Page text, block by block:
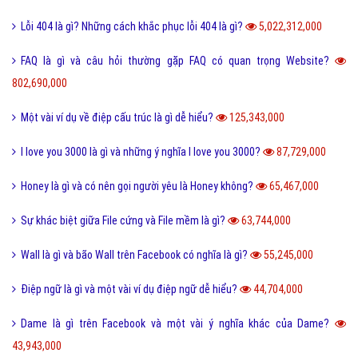
Lỗi 404 là gì? Những cách khắc phục lỗi 404 là gì? 5,022,312,000
FAQ là gì và câu hỏi thường gặp FAQ có quan trọng Website?
802,690,000
Một vài ví dụ về điệp cấu trúc là gì dễ hiểu? 125,343,000
I love you 3000 là gì và những ý nghĩa I love you 3000? 87,729,000
Honey là gì và có nên gọi người yêu là Honey không? 65,467,000
Sự khác biệt giữa File cứng và File mềm là gì? 63,744,000
Wall là gì và bão Wall trên Facebook có nghĩa là gì? 55,245,000
Điệp ngữ là gì và một vài ví dụ điệp ngữ dễ hiểu? 44,704,000
Dame là gì trên Facebook và một vài ý nghĩa khác của Dame?
43,943,000